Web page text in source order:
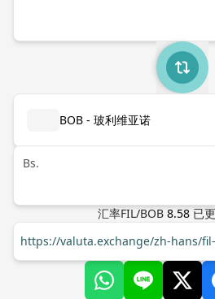
BOB - 玻利维亚诺
Bs.
汇率FIL/BOB 8.58 已
https://valuta.exchange/zh-hans/fil-